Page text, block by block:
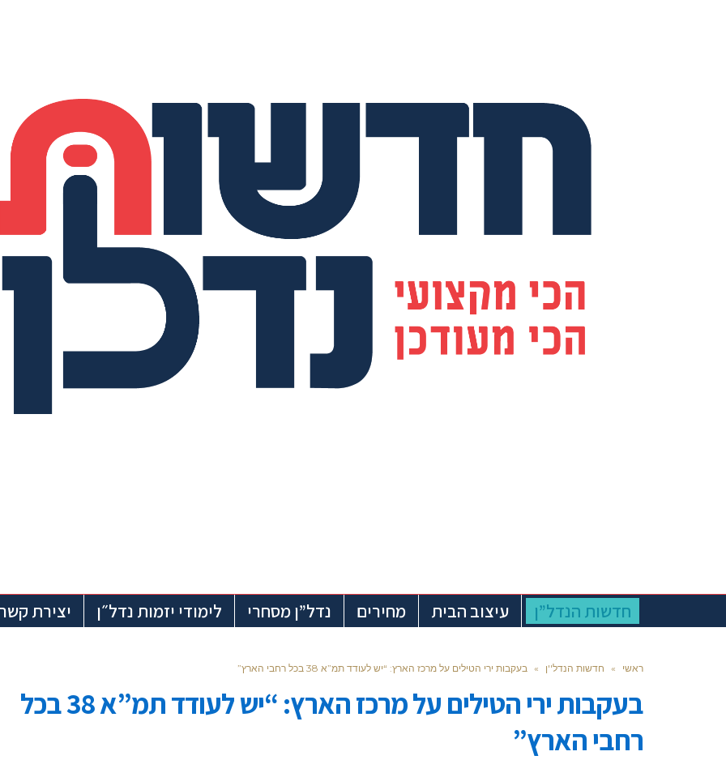
חדשות הנדל”ן עיצוב הבית מחירים נדל”ן מסחרי לימודי יזמות נדל״ן יצירת קשר
ראשי » חדשות הנדל''ן » בעקבות ירי הטילים על מרכז הארץ: “יש לעודד תמ”א 38 בכל רחבי הארץ”
בעקבות ירי הטילים על מרכז הארץ: “יש לעודד תמ”א 38 בכל
רחבי הארץ”